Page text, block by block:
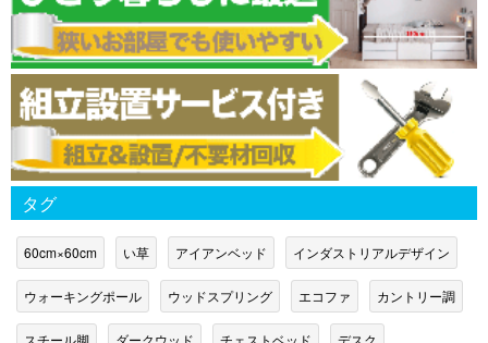
タグ
60cm×60cm い草 アイアンベッド インダストリアルデザイン
ウォーキングポール ウッドスプリング エコファ カントリー調
スチール脚 ダークウッド チェストベッド デスク